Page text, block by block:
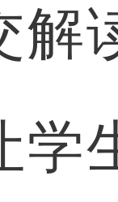
解
学